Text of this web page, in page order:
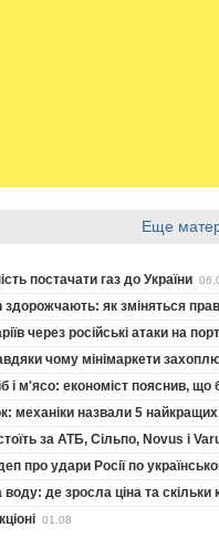
Еще
постачати газ до України
як зміняться
через російські атаки на
чому мінімаркети
і м'ясо: економіст пояснив, що
механіки назвали 5 найкращих
за АТБ, Сільпо, Novus і
про удари Росії по
де зросла ціна та
01.08